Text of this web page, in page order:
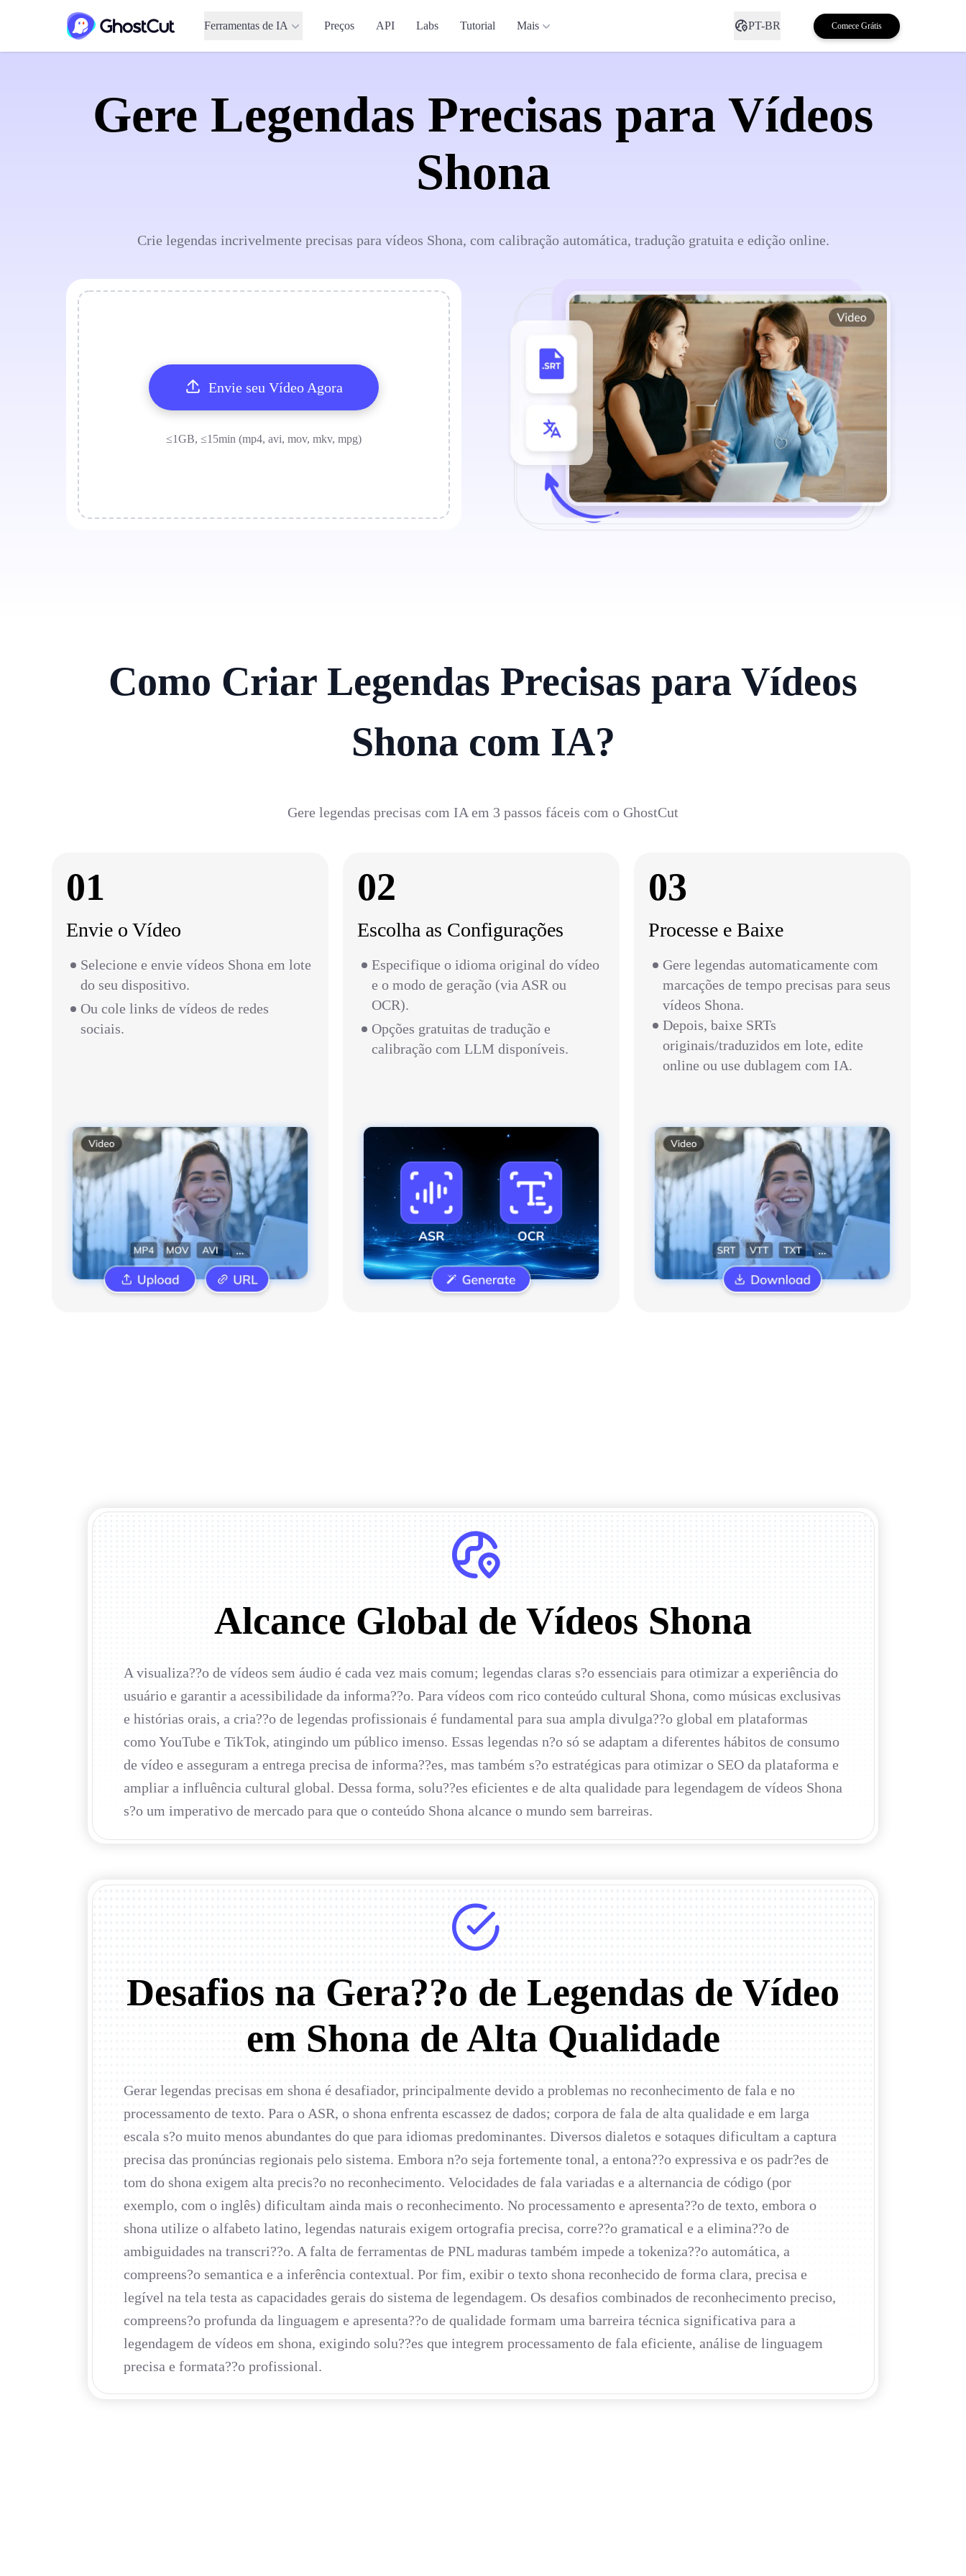
Ferramentas de IA Preços API Labs Tutorial Mais PT-BR Comece Grátis
Gere Legendas Precisas para Vídeos
Shona
Crie legendas incrivelmente precisas para vídeos Shona, com calibração automática, tradução gratuita e edição online.
Envie seu Vídeo Agora
≤1GB, ≤15min (mp4, avi, mov, mkv, mpg)
Como Criar Legendas Precisas para Vídeos
Shona com IA?
Gere legendas precisas com IA em 3 passos fáceis com o GhostCut
01
Envie o Vídeo
Selecione e envie vídeos Shona em lote
do seu dispositivo.
Ou cole links de vídeos de redes
sociais.
02
Escolha as Configurações
Especifique o idioma original do vídeo
e o modo de geração (via ASR ou
OCR).
Opções gratuitas de tradução e
calibração com LLM disponíveis.
03
Processe e Baixe
Gere legendas automaticamente com
marcações de tempo precisas para seus
vídeos Shona.
Depois, baixe SRTs
originais/traduzidos em lote, edite
online ou use dublagem com IA.
Alcance Global de Vídeos Shona
A visualiza??o de vídeos sem áudio é cada vez mais comum; legendas claras s?o essenciais para otimizar a experiência do
usuário e garantir a acessibilidade da informa??o. Para vídeos com rico conteúdo cultural Shona, como músicas exclusivas
e histórias orais, a cria??o de legendas profissionais é fundamental para sua ampla divulga??o global em plataformas
como YouTube e TikTok, atingindo um público imenso. Essas legendas n?o só se adaptam a diferentes hábitos de consumo
de vídeo e asseguram a entrega precisa de informa??es, mas também s?o estratégicas para otimizar o SEO da plataforma e
ampliar a influência cultural global. Dessa forma, solu??es eficientes e de alta qualidade para legendagem de vídeos Shona
s?o um imperativo de mercado para que o conteúdo Shona alcance o mundo sem barreiras.
Desafios na Gera??o de Legendas de Vídeo
em Shona de Alta Qualidade
Gerar legendas precisas em shona é desafiador, principalmente devido a problemas no reconhecimento de fala e no
processamento de texto. Para o ASR, o shona enfrenta escassez de dados; corpora de fala de alta qualidade e em larga
escala s?o muito menos abundantes do que para idiomas predominantes. Diversos dialetos e sotaques dificultam a captura
precisa das pronúncias regionais pelo sistema. Embora n?o seja fortemente tonal, a entona??o expressiva e os padr?es de
tom do shona exigem alta precis?o no reconhecimento. Velocidades de fala variadas e a alternancia de código (por
exemplo, com o inglês) dificultam ainda mais o reconhecimento. No processamento e apresenta??o de texto, embora o
shona utilize o alfabeto latino, legendas naturais exigem ortografia precisa, corre??o gramatical e a elimina??o de
ambiguidades na transcri??o. A falta de ferramentas de PNL maduras também impede a tokeniza??o automática, a
compreens?o semantica e a inferência contextual. Por fim, exibir o texto shona reconhecido de forma clara, precisa e
legível na tela testa as capacidades gerais do sistema de legendagem. Os desafios combinados de reconhecimento preciso,
compreens?o profunda da linguagem e apresenta??o de qualidade formam uma barreira técnica significativa para a
legendagem de vídeos em shona, exigindo solu??es que integrem processamento de fala eficiente, análise de linguagem
precisa e formata??o profissional.